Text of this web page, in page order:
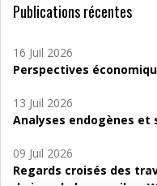
Publications récentes
16 Juil 2026
Perspectives
13 Juil 2026
Analyses endogènes et
09 Juil 2026
Regards croisés des